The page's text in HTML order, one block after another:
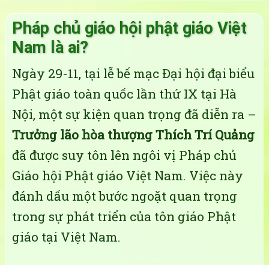
Pháp chủ giáo hội phật giáo Việt
Nam là ai?
Ngày 29-11, tại lễ bế mạc Đại hội đại biểu
Phật giáo toàn quốc lần thứ IX tại Hà
Nội, một sự kiện quan trọng đã diễn ra –
Trưởng lão hòa thượng Thích Trí Quảng
đã được suy tôn lên ngôi vị Pháp chủ
Giáo hội Phật giáo Việt Nam. Việc này
đánh dấu một bước ngoặt quan trọng
trong sự phát triển của tôn giáo Phật
giáo tại Việt Nam.